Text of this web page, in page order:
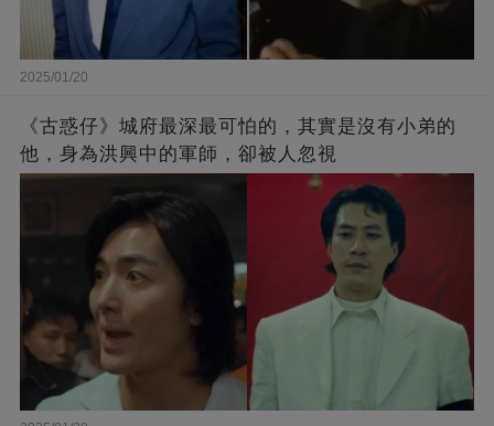
2025/01/20
《古惑仔》城府最深最可怕的，其實是沒有小弟的
他，身為洪興中的軍師，卻被人忽視